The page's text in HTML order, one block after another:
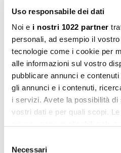
Uso responsabile dei dati
Noi e i nostri 1022 partner
personali, ad esempio il
tecnologie come i cookie per
alle informazioni sul vostro
pubblicare annunci e
gli annunci e i contenuti,
i servizi. Avete la possibilità
vostri dati e per quali scopi.
modificare o revocare il
Necessari